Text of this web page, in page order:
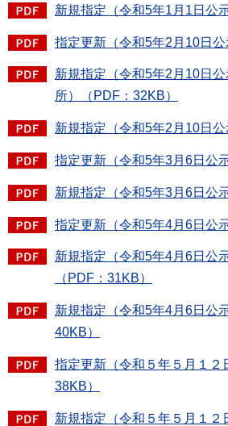
新規指定（令和5年1月1日公
指定更新（令和5年2月10日公
新規指定（令和5年2月10日
所）（PDF：32KB）
新規指定（令和5年2月10日公
指定更新（令和5年3月6日公
新規指定（令和5年3月6日公
指定更新（令和5年4月6日公
新規指定（令和5年4月6日公
（PDF：31KB）
新規指定（令和5年4月6日公
40KB）
指定更新（令和５年５月１２
38KB）
新規指定（令和５年５月１２